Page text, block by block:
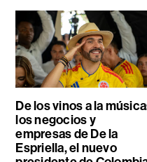
De los vinos a la
los negocios y
empresas de De la
Espriella, el nuevo